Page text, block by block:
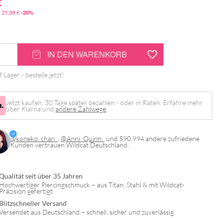
21,99€ -20%
IN DEN WARENKORB
Lager - bestelle jetzt!
Jetzt kaufen, 30 Tage später bezahlen - oder in Raten. Erfahre mehr
über Klarna undandere Zahlwege
@koneko_chan_ @Anni_Quinn_ und 590.994 andere zufriedene
Kunden vertrauen Wildcat Deutschland.
seit über 35 Jahren
Hochwertiger Piercingschmuck – aus Titan, Stahl & mit Wildcat-
Präzision gefertigt.
Blitzschneller Versand
aus Deutschland – schnell, sicher und zuverlässig.